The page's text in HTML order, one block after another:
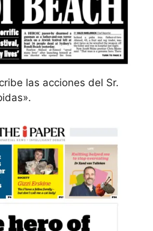
las acciones del Sr.